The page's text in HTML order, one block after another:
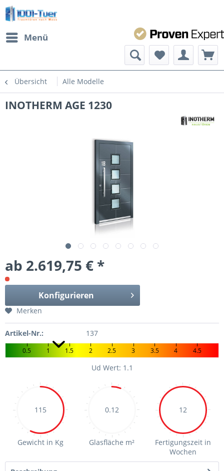
Menü
Übersicht Alle Modelle
INOTHERM AGE 1230
ab 2.619,75 € *
Konfigurieren
Merken
Artikel-Nr.: 137
0.5 1 1.5 2 2.5 3 3.5 4 4.5
Ud Wert: 1.1
115
Gewicht in Kg
0.12
Glasfläche m²
12
Fertigungszeit in
Wochen